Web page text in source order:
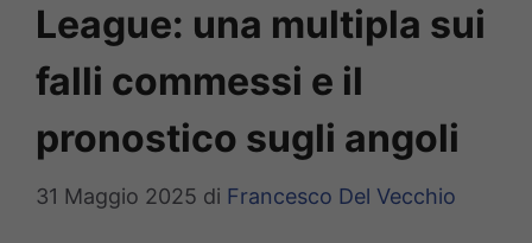
League: una multipla sui
falli commessi e il
pronostico sugli angoli
31 Maggio 2025 di Francesco Del Vecchio